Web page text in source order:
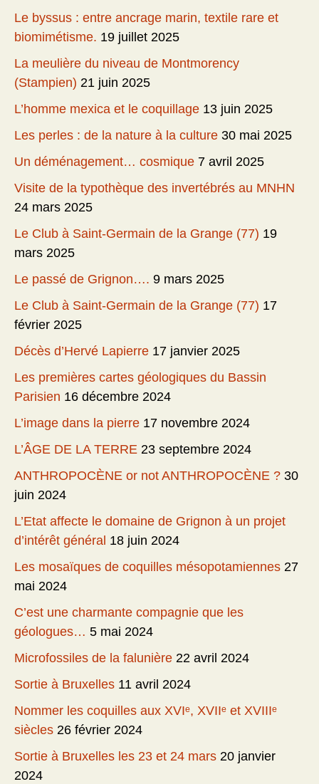
Le byssus : entre ancrage marin, textile rare et
biomimétisme. 19 juillet 2025
La meulière du niveau de Montmorency
(Stampien) 21 juin 2025
L’homme mexica et le coquillage 13 juin 2025
Les perles : de la nature à la culture 30 mai 2025
Un déménagement… cosmique 7 avril 2025
Visite de la typothèque des invertébrés au MNHN
24 mars 2025
Le Club à Saint-Germain de la Grange (77) 19
mars 2025
Le passé de Grignon…. 9 mars 2025
Le Club à Saint-Germain de la Grange (77) 17
février 2025
Décès d’Hervé Lapierre 17 janvier 2025
Les premières cartes géologiques du Bassin
Parisien 16 décembre 2024
L’image dans la pierre 17 novembre 2024
L’ÂGE DE LA TERRE 23 septembre 2024
ANTHROPOCÈNE or not ANTHROPOCÈNE ? 30
juin 2024
L’Etat affecte le domaine de Grignon à un projet
d’intérêt général 18 juin 2024
Les mosaïques de coquilles mésopotamiennes 27
mai 2024
C’est une charmante compagnie que les
géologues… 5 mai 2024
Microfossiles de la falunière 22 avril 2024
Sortie à Bruxelles 11 avril 2024
Nommer les coquilles aux XVIᵉ, XVIIᵉ et XVIIIᵉ
siècles 26 février 2024
Sortie à Bruxelles les 23 et 24 mars 20 janvier
2024